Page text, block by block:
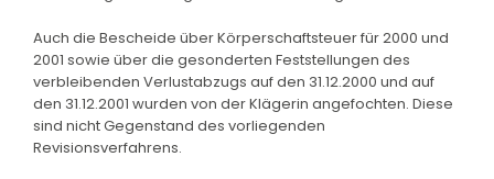
Auch die Bescheide über Körperschaftsteuer für 2000 und
2001 sowie über die gesonderten Feststellungen des
verbleibenden Verlustabzugs auf den 31.12.2000 und auf
den 31.12.2001 wurden von der Klägerin angefochten. Diese
sind nicht Gegenstand des vorliegenden
Revisionsverfahrens.